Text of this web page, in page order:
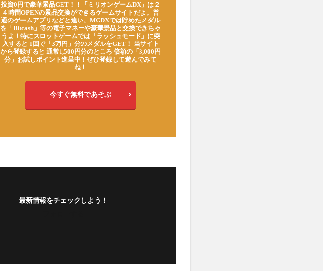
投資0円で豪華景品GET！！「ミリオンゲームDX」は２
４時間OPENの景品交換ができるゲームサイトだよ。普
通のゲームアプリなどと違い、MGDXでは貯めたメダル
を「Bitcash」等の電子マネーや豪華景品と交換できちゃ
うよ！特にスロットゲームでは「ラッシュモード」に突
入すると 1回で「3万円」分のメダルをGET！ 当サイト
から登録すると 通常1,500円分のところ 倍額の「3,000円
分」お試しポイント進呈中！ぜひ登録して遊んでみて
ね！
今すぐ無料であそぶ
最新情報をチェックしよう！